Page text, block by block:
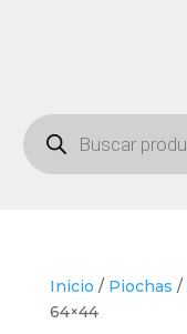
Búsqueda
de
productos
Inicio / Piochas /
64×44